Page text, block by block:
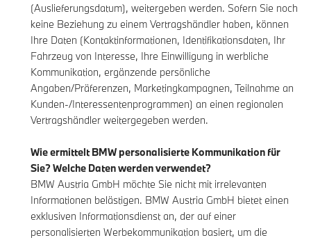
(Auslieferungsdatum), weitergeben werden. Sofern Sie noch
keine Beziehung zu einem Vertragshändler haben, können
Ihre Daten (Kontaktinformationen, Identifikationsdaten, Ihr
Fahrzeug von Interesse, Ihre Einwilligung in werbliche
Kommunikation, ergänzende persönliche
Angaben/Präferenzen, Marketingkampagnen, Teilnahme an
Kunden-/Interessentenprogrammen) an einen regionalen
Vertragshändler weitergegeben werden.
Wie ermittelt BMW personalisierte Kommunikation für
Sie? Welche Daten werden verwendet?
BMW Austria GmbH möchte Sie nicht mit irrelevanten
Informationen belästigen. BMW Austria GmbH bietet einen
exklusiven Informationsdienst an, der auf einer
personalisierten Werbekommunikation basiert, um die